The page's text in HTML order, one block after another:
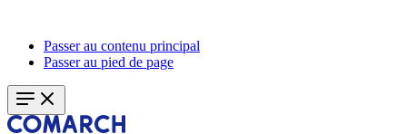
Passer au contenu principal
Passer au pied de page